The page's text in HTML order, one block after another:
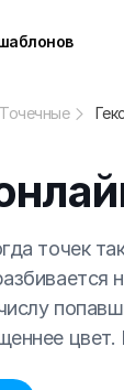
Точечные
точек